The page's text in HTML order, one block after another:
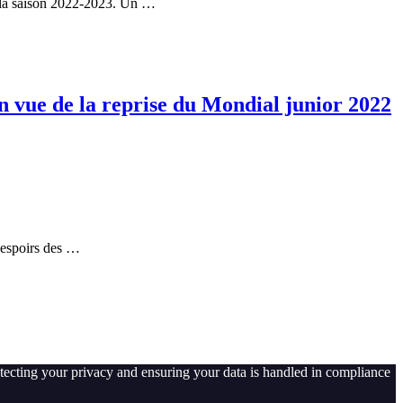
saison 2022-2023. Un …
vue de la reprise du Mondial junior 2022
des …
your privacy and ensuring your data is handled in compliance